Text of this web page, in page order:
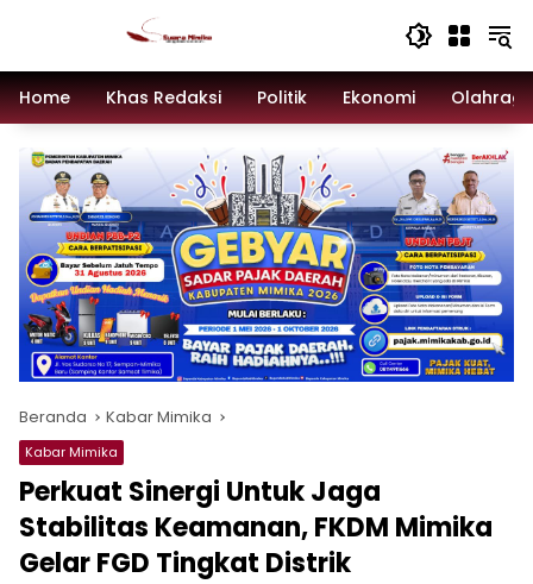
Home
Khas Redaksi Politik Ekonomi
Beranda Kabar Mimika
Kabar Mimika
Perkuat Sinergi Untuk Jaga
Stabilitas Keamanan, FKDM Mimika
Gelar FGD Tingkat Distrik